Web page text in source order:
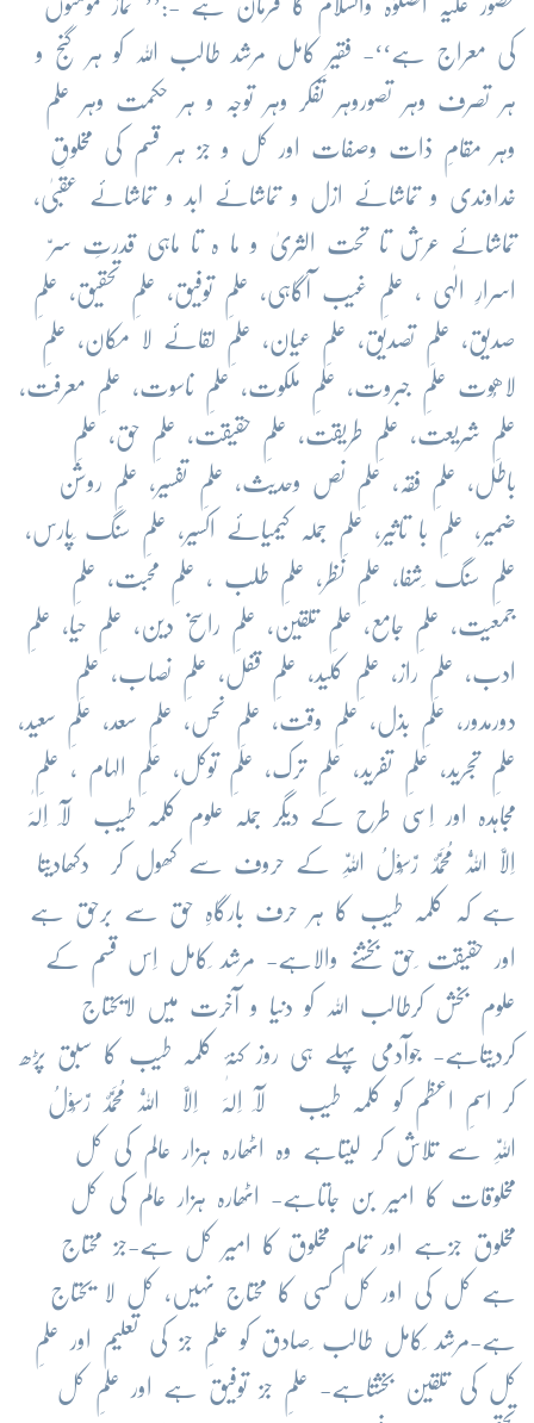
حضور علیہ الصلوٰۃ والسلام کا فرمان ہے -:’’ نماز مومنوں
کی معراج ہے‘‘- فقیرِ کامل مرشد طالب اللہ کو ہر گنج و
ہر تصرف وہر تصوروہر تفکر وہر توجہ و ہر حکمت وہر علم
وہر مقامِ ذات وصفات اور کل و جز ہر قسم کی مخلوقِ
خداوندی و تماشائے ازل و تماشائے ابد و تماشائے عقبیٰ،
تماشائے عرش تا تحت الثریٰ و ما ہ تا ماہی قدرتِ سرّ
اسرارِ الٰہی ، علمِ غیب آگاہی، علمِ توفیق، علمِ تحقیق، علمِ
صدیق، علمِ تصدیق، علمِ عیان، علمِ لقائے لا مکان، علمِ
لاھُوت علمِ جبروت، علمِ ملکوت، علمِ ناسوت، علمِ معرفت،
علمِ شریعت، علمِ طریقت، علمِ حقیقت، علمِ حق، علمِ
باطل، علمِ فقہ، علمِ نص وحدیث، علمِ تفسیر، علمِ روشن
ضمیر، علمِ با تاثیر، علمِ جملہ کیمیائے اکسیر، علمِ سنگ ِپارس،
علمِ سنگ ِشفا، علمِ نظر، علمِ طلب ، علمِ محبت، علمِ
جمعیت، علمِ جامع، علمِ تلقین، علمِ راسخ دین، علمِ حیا، علمِ
ادب، علمِ راز، علمِ کلید، علمِ قفل، علمِ نصاب، علمِ
دورمدور، علمِ بذل، علمِ وقت، علمِ نحس، علمِ سعد، علمِ سعید،
علمِ تجرید، علمِ تفرید، علمِ ترک، علمِ توکل، علمِ الہام ، علمِ
مجاہدہ اور اِسی طرح کے دیگر جملہ علوم کلمہ طیب لَآ اِلٰہَ
اِلَّا اللّٰہُ مُحَمَّدٌ رَّسُوْلُ اللّٰہِ کے حروف سے کھول کر دکھادیتا
ہے کہ کلمہ طیب کا ہر حرف بارگاہِ حق سے برحق ہے
اور حقیقت ِحق بخشنے والاہے- مرشد ِکامل اِس قسم کے
علوم بخش کرطالب اللہ کو دنیا و آخرت میں لایحتاج
کردیتاہے- جوآدمی پہلے ہی روز کنۂ کلمہ طیب کا سبق پڑھ
کر اسمِ اعظم کو کلمہ طیب لَآ اِلٰہَ اِلَّا اللّٰہُ مُحَمَّدٌ رَّسُوْلُ
اللّٰہِ سے تلاش کر لیتاہے وہ اٹھارہ ہزار عالم کی کل
مخلوقات کا امیر بن جاتاہے- اٹھارہ ہزار عالم کی کل
مخلوق جزہے اور تمام مخلوق کا امیر کل ہے-جز محتاج
ہے کل کی اور کل کسی کا محتاج نہیں، کل لا یحتاج
ہے-مرشد ِکامل طالب ِصادق کو علمِ جز کی تعلیم اور علمِ
کل کی تلقین بخشتاہے- علمِ جز توفیق ہے اور علمِ کل